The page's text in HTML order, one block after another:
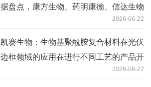
据盘点，康方生物、药明康德、信达生物
2026-06-22
凯赛生物：生物基聚酰胺复合材料在光伏
边框领域的应用在进行不同工艺的产品开
2026-06-22